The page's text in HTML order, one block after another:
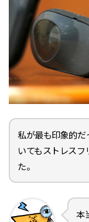
私が最も印象的
いてもストレス
た。
本